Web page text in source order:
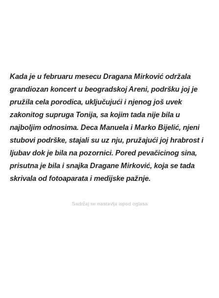
Kada je u februaru mesecu Dragana Mirković održala
grandiozan koncert u beogradskoj Areni, podršku joj je
pružila cela porodica, uključujući i njenog još uvek
zakonitog supruga Tonija, sa kojim tada nije bila u
najboljim odnosima. Deca Manuela i Marko Bijelić, njeni
stubovi podrške, stajali su uz nju, pružajući joj hrabrost i
ljubav dok je bila na pozornici. Pored pevačicinog sina,
prisutna je bila i snajka Dragane Mirković, koja se tada
skrivala od fotoaparata i medijske pažnje.
Sadržaj se nastavlja ispod oglasa